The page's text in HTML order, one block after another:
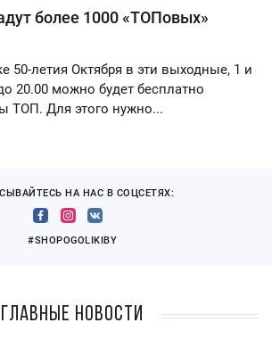
более 1000 «ТОПовых»
50-летия Октября в эти выходные, 1 и
20.00 можно будет бесплатно
ТОП. Для этого нужно...
НА НАС В СОЦСЕТЯХ:
#SHOPOGOLIKIBY
Главные новости